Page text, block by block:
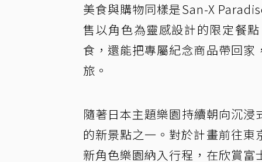
美食與購物同樣是San-X
售以角色為靈感設計的限定餐
食，還能把專屬紀念商品帶回
旅。
隨著日本主題樂園持續朝向沉
的新景點之一。對於計畫前往
新角色樂園納入行程，在欣賞